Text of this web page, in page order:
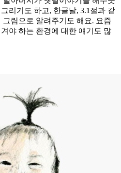
리기도 하고, 한글날, 3.1절과 같
림으로 알려주기도 해요. 요즘
야 하는 환경에 대한 얘기도 많